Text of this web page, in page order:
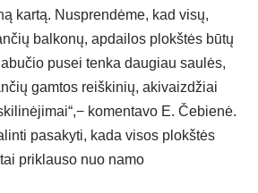
kartą. Nusprendėme, kad visų,
balkonų, apdailos plokštės būtų
pusei tenka daugiau saulės,
gamtos reiškinių, akivaizdžiai
komentavo E. Čebienė.
pasakyti, kada visos plokštės
priklauso nuo namo